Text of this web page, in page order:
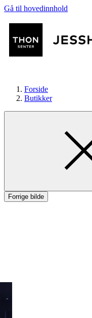
Gå til hovedinnhold
Mat og drikke
Aktiviteter
Forside
Butikker
Forrige bilde